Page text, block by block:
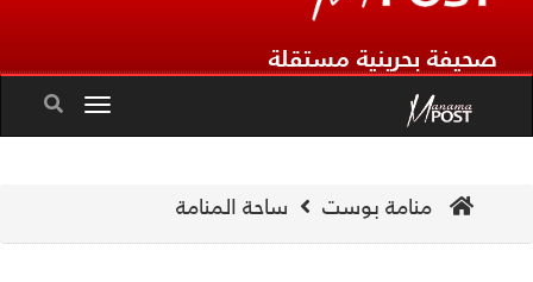
صحيفة بحرينية مستقلة
Toggle
navigation
منامة بوست ساحة المنامة